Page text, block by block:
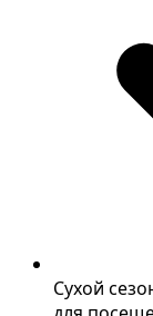
Сухой